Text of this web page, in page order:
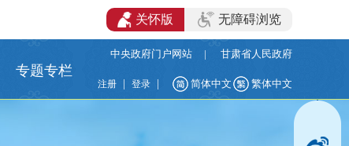
关怀版 无障碍浏览
专题专栏
中央政府门户网站 | 甘肃省人民政府
注册 登录 简体中文 繁体中文